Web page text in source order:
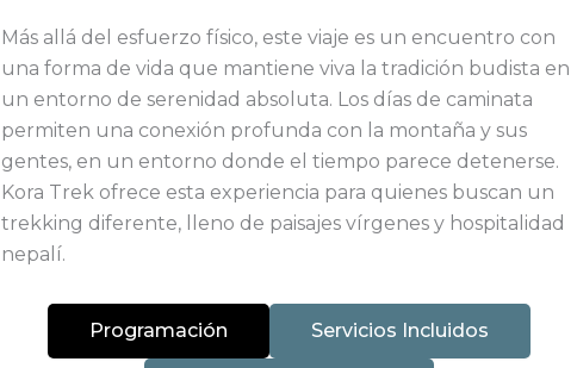
Más allá del esfuerzo físico, este viaje es un encuentro con
una forma de vida que mantiene viva la tradición budista en
un entorno de serenidad absoluta. Los días de caminata
permiten una conexión profunda con la montaña y sus
gentes, en un entorno donde el tiempo parece detenerse.
Kora Trek ofrece esta experiencia para quienes buscan un
trekking diferente, lleno de paisajes vírgenes y hospitalidad
nepalí.
Programación Servicios Incluidos